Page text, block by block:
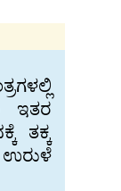
ಇತರ
ತಕ್ಕ